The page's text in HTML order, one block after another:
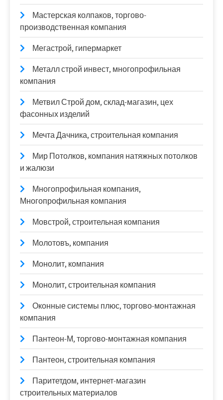
Мастерская колпаков, торгово-
производственная компания
Мегастрой, гипермаркет
Металл строй инвест, многопрофильная
компания
Метвил Строй дом, склад-магазин, цех
фасонных изделий
Мечта Дачника, строительная компания
Мир Потолков, компания натяжных потолков
и жалюзи
Многопрофильная компания,
Многопрофильная компания
Мовстрой, строительная компания
Молотовъ, компания
Монолит, компания
Монолит, строительная компания
Оконные системы плюс, торгово-монтажная
компания
Пантеон-М, торгово-монтажная компания
Пантеон, строительная компания
Паритетдом, интернет-магазин
строительных материалов